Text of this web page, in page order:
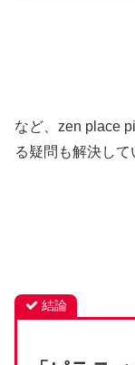
など、zen place
る疑問も解決して
結論